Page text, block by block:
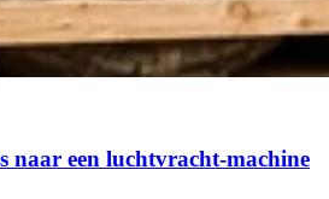
naar een luchtvracht-machine